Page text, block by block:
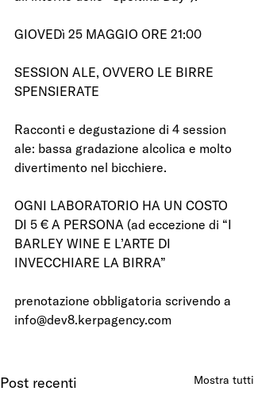
GIOVEDì 25 MAGGIO ORE 21:00
SESSION ALE, OVVERO LE BIRRE
SPENSIERATE
Racconti e degustazione di 4 session
ale: bassa gradazione alcolica e molto
divertimento nel bicchiere.
OGNI LABORATORIO HA UN COSTO
DI 5 € A PERSONA (ad eccezione di “I
BARLEY WINE E L’ARTE DI
INVECCHIARE LA BIRRA”
prenotazione obbligatoria scrivendo a
info@dev8.kerpagency.com
Post recenti Mostra tutti